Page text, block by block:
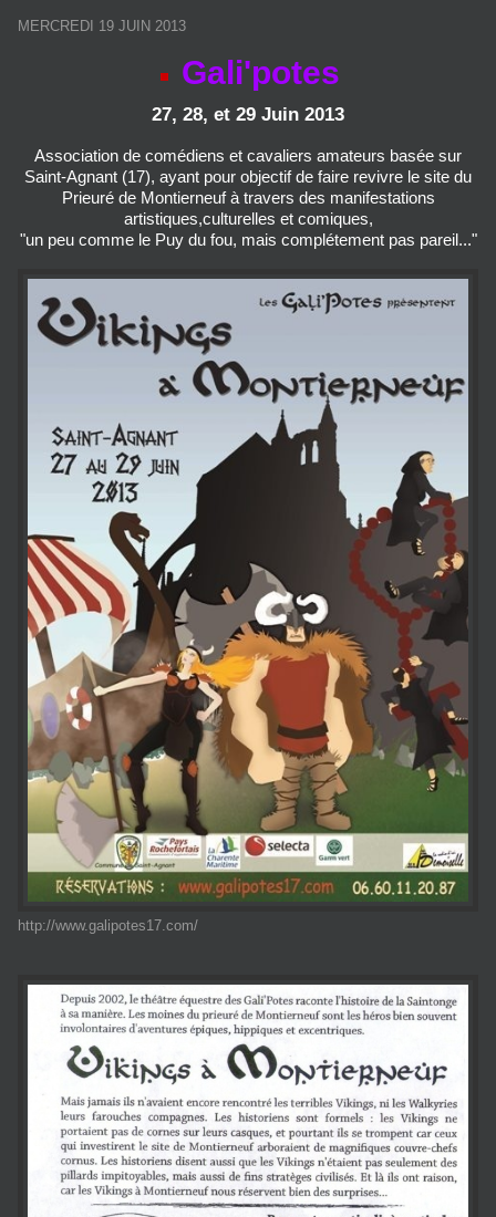
MERCREDI 19 JUIN 2013
Gali'potes
27, 28, et 29 Juin 2013
Association de comédiens et cavaliers amateurs basée sur
Saint-Agnant (17), ayant pour objectif de faire revivre le site du
Prieuré de Montierneuf à travers des manifestations
artistiques,culturelles et comiques,
"un peu comme le Puy du fou, mais complétement pas pareil..."
http://www.galipotes17.com/